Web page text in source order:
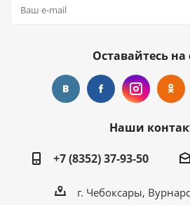
Оставайтесь на
Наши
+7 (8352) 37-93-50
г. Чебоксары,